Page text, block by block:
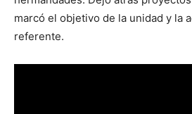
marcó el objetivo de la unidad y la
referente.